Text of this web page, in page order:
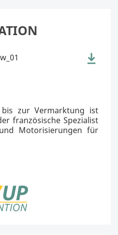
zur Vermarktung ist
französische Spezialist
Motorisierungen für